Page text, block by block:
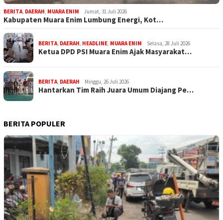
BERITA, DAERAH, MUARA ENIM Jumat, 31 Juli 2026
Kabupaten Muara Enim Lumbung Energi, Kot…
BERITA, DAERAH, HEADLINE, MUARA ENIM Selasa, 28 Juli 2026
Ketua DPD PSI Muara Enim Ajak Masyarakat…
BERITA, DAERAH Minggu, 26 Juli 2026
Hantarkan Tim Raih Juara Umum Diajang Pe…
BERITA POPULER